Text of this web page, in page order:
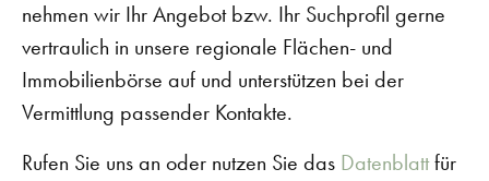
nehmen wir Ihr Angebot bzw. Ihr Suchprofil gerne
vertraulich in unsere regionale Flächen- und
Immobilienbörse auf und unterstützen bei der
Vermittlung passender Kontakte.
Rufen Sie uns an oder nutzen Sie das Datenblattfür